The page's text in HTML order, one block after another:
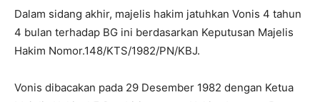
Dalam sidang akhir, majelis hakim jatuhkan Vonis 4 tahun
4 bulan terhadap BG ini berdasarkan Keputusan Majelis
Hakim Nomor.148/KTS/1982/PN/KBJ.
Vonis dibacakan pada 29 Desember 1982 dengan Ketua